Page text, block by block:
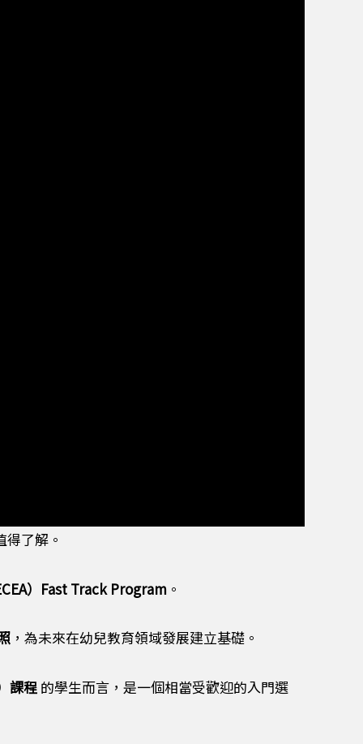
了解。
） Fast Track Program 。
，為未來在幼兒教育領域發展建立基礎。
課程的學生而言，是一個相當受歡迎的入門選